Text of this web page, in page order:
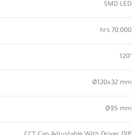
SMD LED
70,000 hrs
120°
Ø120×32 mm
Ø95 mm